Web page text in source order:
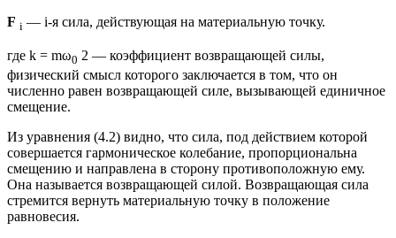
F i — i-я сила, действующая на материальную точку.
где k = mω0 2 — коэффициент возвращающей силы,
физический смысл которого заключается в том, что он
численно равен возвращающей силе, вызывающей единичное
смещение.
Из уравнения (4.2) видно, что сила, под действием которой
совершается гармоническое колебание, пропорциональна
смещению и направлена в сторону противоположную ему.
Она называется возвращающей силой. Возвращающая сила
стремится вернуть материальную точку в положение
равновесия.